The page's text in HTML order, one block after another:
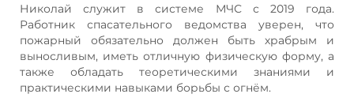
Николай служит в системе МЧС с 2019 года.
Работник спасательного ведомства уверен, что
пожарный обязательно должен быть храбрым и
выносливым, иметь отличную физическую форму, а
также обладать теоретическими знаниями и
практическими навыками борьбы с огнём.